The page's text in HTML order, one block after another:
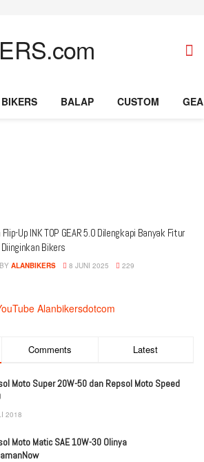
BALAP CUSTOM
Flip-Up INK TOP GEAR 5.0 Dilengkapi Banyak Fitur
Bikers
BY ALANBIKERS 8 JUNI 2025 229
Comments Latest
Moto Super 20W-50 dan Repsol Moto Speed
2018
Moto Matic SAE 10W-30 Olinya